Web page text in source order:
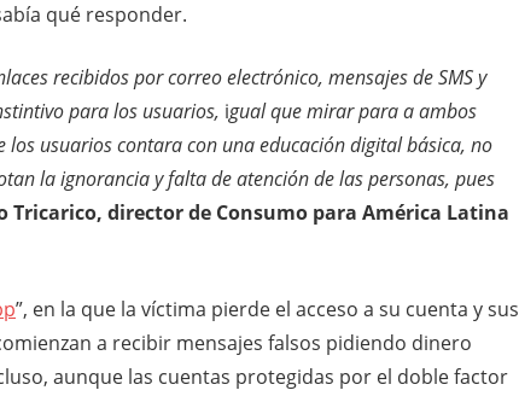
qué responder.
recibidos por correo electrónico, mensajes de SMS y
para los usuarios, igual que mirar para a ambos
usuarios contara con una educación digital básica, no
la ignorancia y falta de atención de las personas, pues
Tricarico, director de Consumo para América Latina
”, en la que la víctima pierde el acceso a su cuenta y sus
a recibir mensajes falsos pidiendo dinero
aunque las cuentas protegidas por el doble factor